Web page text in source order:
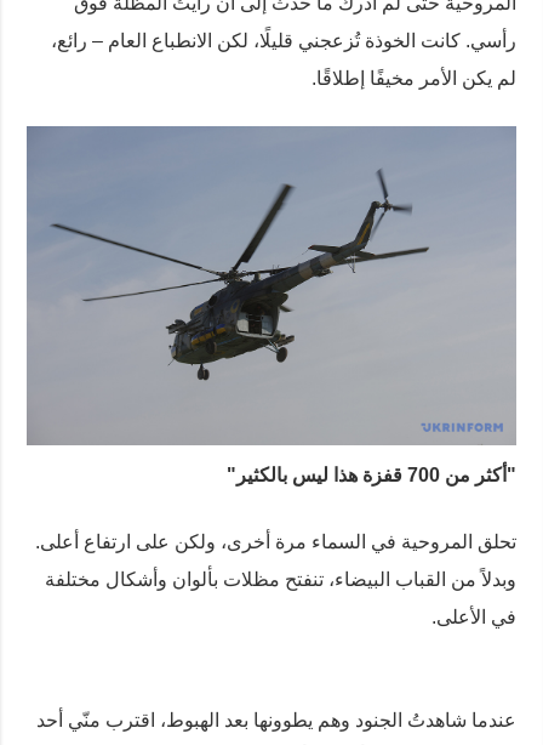
رأسي. كانت الخوذة تُزعجني قليلًا، لكن الانطباع العام – رائع،
لم يكن الأمر مخيفًا إطلاقًا.
"أكثر من 700 قفزة هذا ليس بالكثير"
تحلق المروحية في السماء مرة أخرى، ولكن على ارتفاع أعلى.
وبدلاً من القباب البيضاء، تنفتح مظلات بألوان وأشكال مختلفة
في الأعلى.
عندما شاهدتُ الجنود وهم يطوونها بعد الهبوط، اقترب منّي أحد